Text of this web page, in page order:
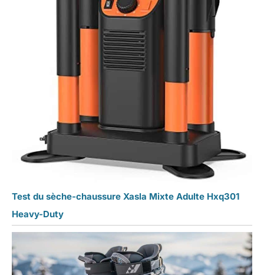
état. Avec sa puissance
de 80W, vous pourrez
sécher vos chaussures
rapidement et
efficacement, évitant
ainsi la croissance de
bactéries et les
situation, vous
permettant de l'utiliser
même les jours de pluie.
De plus, son design en
aluminium et en couleur
blanche apporte une
votre maison. Ne perdez
plus de temps à attendre
que vos chaussures
sèchent, ce séchoir fera
Test du sèche-chaussure Xasla Mixte Adulte Hxq301
Heavy-Duty